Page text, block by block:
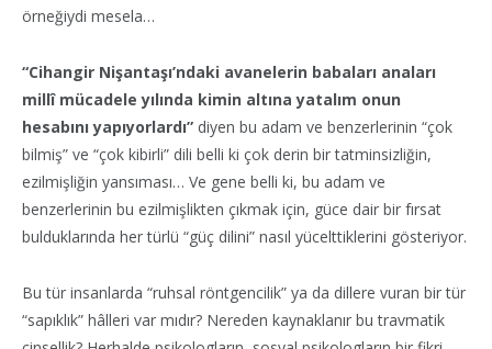
örneğiydi mesela…
“Cihangir Nişantaşı’ndaki avanelerin babaları anaları
millî mücadele yılında kimin altına yatalım onun
hesabını yapıyorlardı” diyen bu adam ve benzerlerinin “çok
bilmiş” ve “çok kibirli” dili belli ki çok derin bir tatminsizliğin,
ezilmişliğin yansıması… Ve gene belli ki, bu adam ve
benzerlerinin bu ezilmişlikten çıkmak için, güce dair bir fırsat
bulduklarında her türlü “güç dilini” nasıl yücelttiklerini gösteriyor.
Bu tür insanlarda “ruhsal röntgencilik” ya da dillere vuran bir tür
“sapıklık” hâlleri var mıdır? Nereden kaynaklanır bu travmatik